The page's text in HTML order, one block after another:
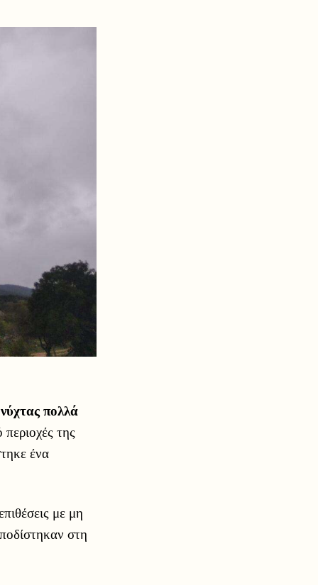
πολλά
της
ένα
με μη
στη